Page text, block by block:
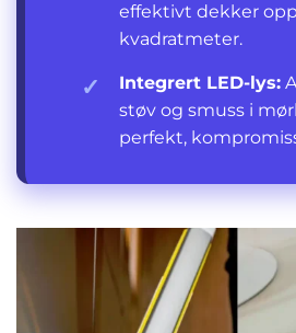
effektivt dekker
kvadratmeter.
✓ Integrert LED-lys:
støv og smuss i
perfekt,